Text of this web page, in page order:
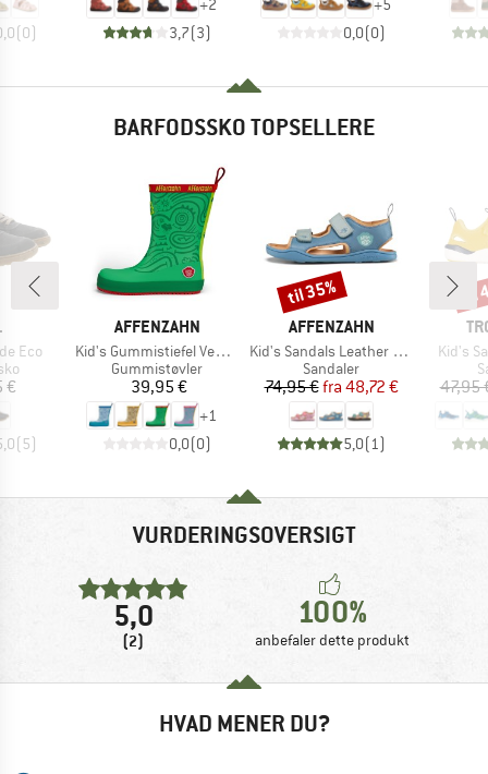
(0)
3,7(3)
0,0(0)
BARFODSSKO TOPSELLERE
Eco
€
(5)
MÆRKE
AFFENZAHN
Artikel
Kid's Gummistiefel Vegan Plashy
Produktgruppe
Gummistøvler
Pris
39,95 €
+1
0,0(0)
MÆRKE
AFFENZAHN
Artikel
Kid's Sandals Leather Airy
Produktgruppe
Sandaler
Pris
74,95 € Nedsat pris
fra 48,72 €
5,0(1)
Rabat
til 35%
Artikel
Kid's
47,95
VURDERINGSOVERSIGT
5,0
(2)
100%
anbefaler dette produkt
HVAD MENER DU?